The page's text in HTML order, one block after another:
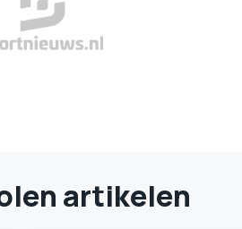
artikelen